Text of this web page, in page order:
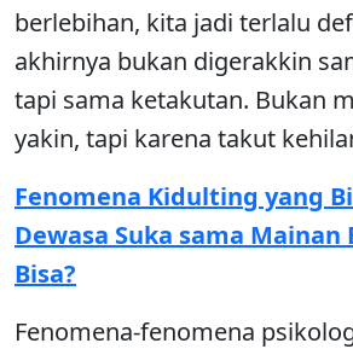
berlebihan, kita jadi terlalu
akhirnya bukan digerakkin
tapi sama ketakutan. Bukan
yakin, tapi karena takut
Fenomena Kidulting yang
Dewasa Suka sama Mainan
Bisa?
Fenomena-fenomena